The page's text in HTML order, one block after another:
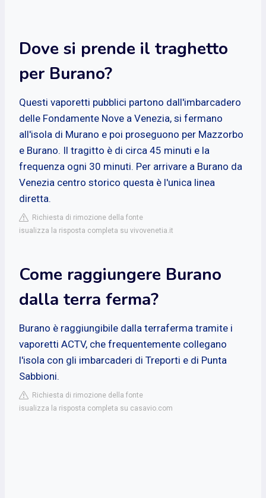
Dove si prende il traghetto
per Burano?
Questi vaporetti pubblici partono dall'imbarcadero
delle Fondamente Nove a Venezia, si fermano
all'isola di Murano e poi proseguono per Mazzorbo
e Burano. Il tragitto è di circa 45 minuti e la
frequenza ogni 30 minuti. Per arrivare a Burano da
Venezia centro storico questa è l'unica linea
diretta.
Richiesta di rimozione della fonte
isualizza la risposta completa su vivovenetia.it
Come raggiungere Burano
dalla terra ferma?
Burano è raggiungibile dalla terraferma tramite i
vaporetti ACTV, che frequentemente collegano
l'isola con gli imbarcaderi di Treporti e di Punta
Sabbioni.
Richiesta di rimozione della fonte
isualizza la risposta completa su casavio.com